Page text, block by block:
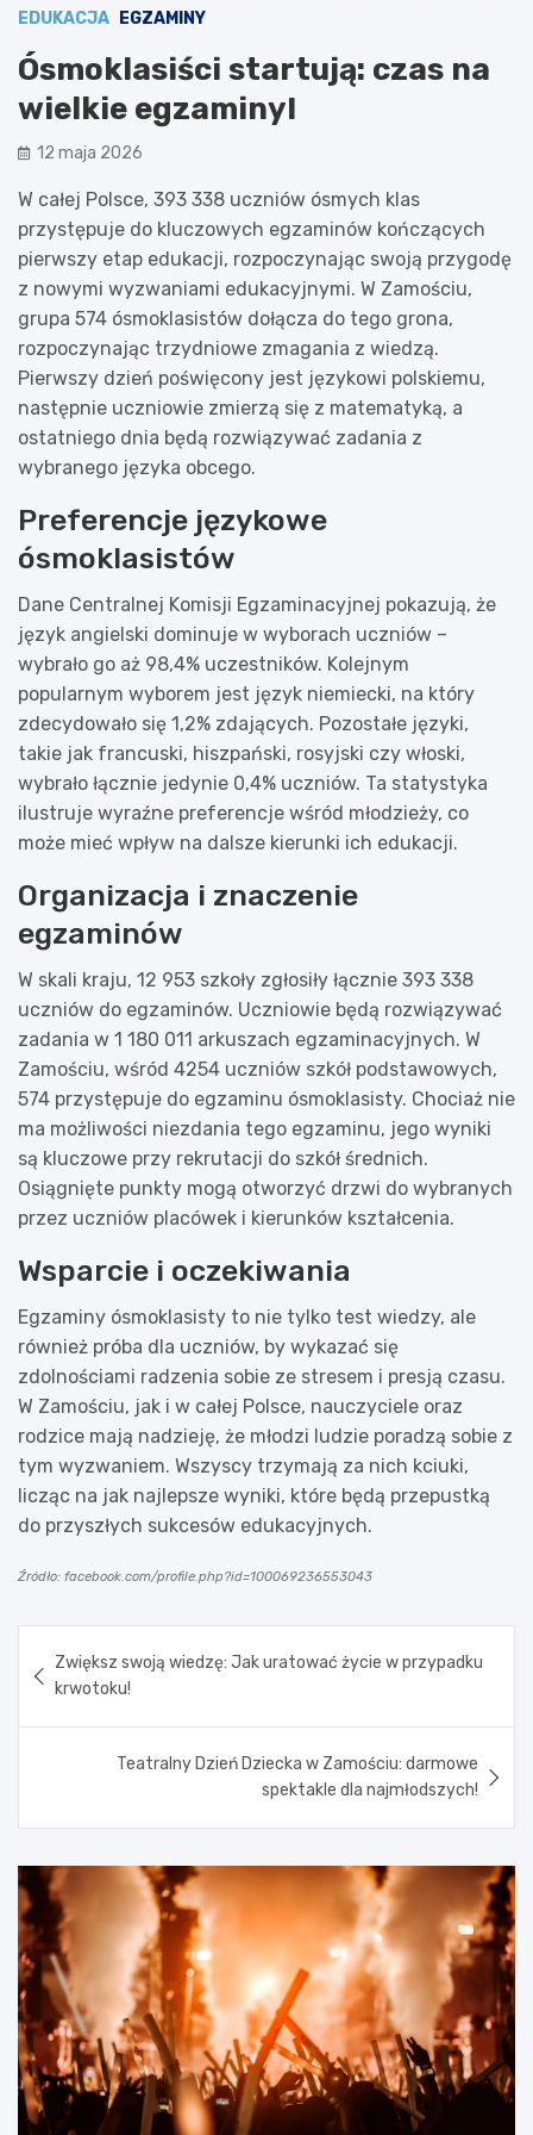
EDUKACJA EGZAMINY
Ósmoklasiści startują: czas na
wielkie egzaminy!
12 maja 2026
W całej Polsce, 393 338 uczniów ósmych klas
przystępuje do kluczowych egzaminów kończących
pierwszy etap edukacji, rozpoczynając swoją przygodę
z nowymi wyzwaniami edukacyjnymi. W Zamościu,
grupa 574 ósmoklasistów dołącza do tego grona,
rozpoczynając trzydniowe zmagania z wiedzą.
Pierwszy dzień poświęcony jest językowi polskiemu,
następnie uczniowie zmierzą się z matematyką, a
ostatniego dnia będą rozwiązywać zadania z
wybranego języka obcego.
Preferencje językowe
ósmoklasistów
Dane Centralnej Komisji Egzaminacyjnej pokazują, że
język angielski dominuje w wyborach uczniów –
wybrało go aż 98,4% uczestników. Kolejnym
popularnym wyborem jest język niemiecki, na który
zdecydowało się 1,2% zdających. Pozostałe języki,
takie jak francuski, hiszpański, rosyjski czy włoski,
wybrało łącznie jedynie 0,4% uczniów. Ta statystyka
ilustruje wyraźne preferencje wśród młodzieży, co
może mieć wpływ na dalsze kierunki ich edukacji.
Organizacja i znaczenie
egzaminów
W skali kraju, 12 953 szkoły zgłosiły łącznie 393 338
uczniów do egzaminów. Uczniowie będą rozwiązywać
zadania w 1 180 011 arkuszach egzaminacyjnych. W
Zamościu, wśród 4254 uczniów szkół podstawowych,
574 przystępuje do egzaminu ósmoklasisty. Chociaż nie
ma możliwości niezdania tego egzaminu, jego wyniki
są kluczowe przy rekrutacji do szkół średnich.
Osiągnięte punkty mogą otworzyć drzwi do wybranych
przez uczniów placówek i kierunków kształcenia.
Wsparcie i oczekiwania
Egzaminy ósmoklasisty to nie tylko test wiedzy, ale
również próba dla uczniów, by wykazać się
zdolnościami radzenia sobie ze stresem i presją czasu.
W Zamościu, jak i w całej Polsce, nauczyciele oraz
rodzice mają nadzieję, że młodzi ludzie poradzą sobie z
tym wyzwaniem. Wszyscy trzymają za nich kciuki,
licząc na jak najlepsze wyniki, które będą przepustką
do przyszłych sukcesów edukacyjnych.
Źródło: facebook.com/profile.php?id=100069236553043
wpisu
Zwiększ swoją wiedzę: Jak uratować życie w przypadku
krwotoku!
Teatralny Dzień Dziecka w Zamościu: darmowe
spektakle dla najmłodszych!